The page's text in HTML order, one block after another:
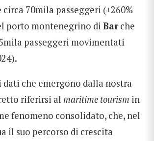
70mila passeggeri (+260%
porto montenegrino di Barche
passeggeri movimentati
dati che emergono dalla nostra
riferirsi al maritime tourism in
fenomeno consolidato, che, nel
il suo percorso di crescita